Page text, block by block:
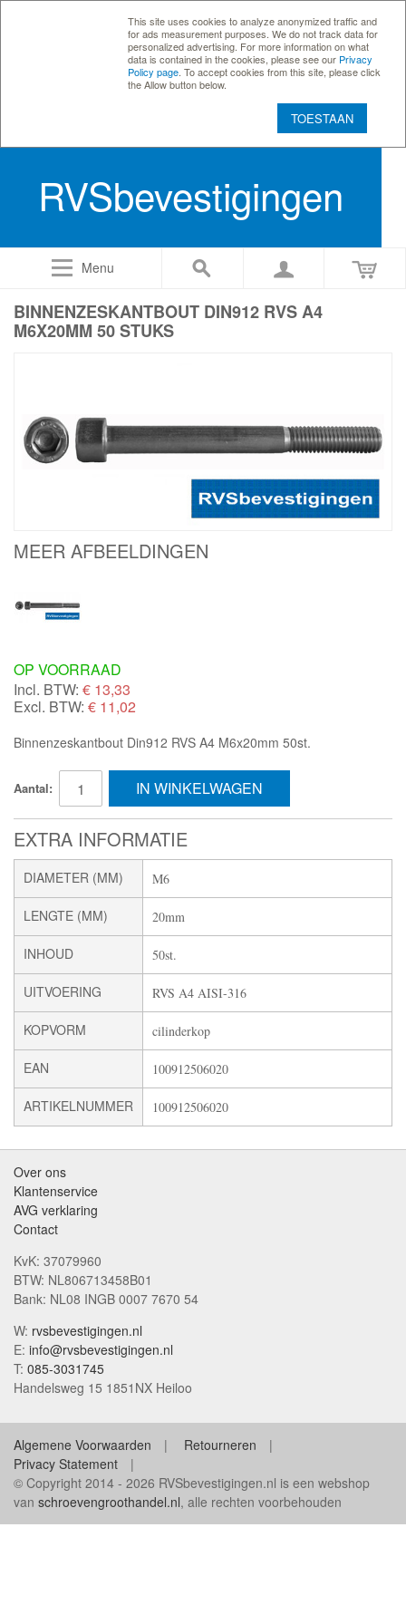
This site uses cookies to analyze anonymized traffic and
for ads measurement purposes. We do not track data for
personalized advertising. For more information on what
data is contained in the cookies, please see our Privacy
Policy page . To accept cookies from this site, please click
the Allow button below.
TOESTAAN
RVSbevestigingen
Menu
BINNENZESKANTBOUT DIN912 RVS A4
M6X20MM 50 STUKS
MEER AFBEELDINGEN
OP VOORRAAD
Incl. BTW: € 13,33
Excl. BTW: € 11,02
Binnenzeskantbout Din912 RVS A4 M6x20mm 50st.
Aantal: IN WINKELWAGEN
EXTRA INFORMATIE
DIAMETER (MM) M6
LENGTE (MM) 20mm
INHOUD 50st.
UITVOERING RVS A4 AISI-316
KOPVORM cilinderkop
EAN 100912506020
ARTIKELNUMMER 100912506020
Over ons
Klantenservice
AVG verklaring
Contact
KvK: 37079960
BTW: NL806713458B01
Bank: NL08 INGB 0007 7670 54
W: rvsbevestigingen.nl
E: info@rvsbevestigingen.nl
T: 085-3031745
Handelsweg 15 1851NX Heiloo
Algemene Voorwaarden
Retourneren
Privacy Statement
© Copyright 2014 - 2026 RVSbevestigingen.nl is een webshop
van schroevengroothandel.nl, alle rechten voorbehouden